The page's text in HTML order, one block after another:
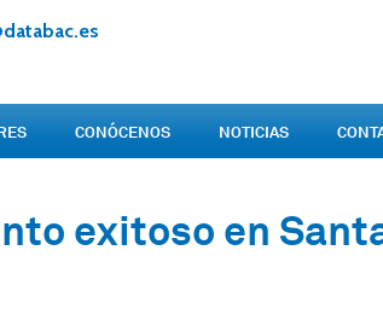
CONÓCENOS NOTICIAS
exitoso en